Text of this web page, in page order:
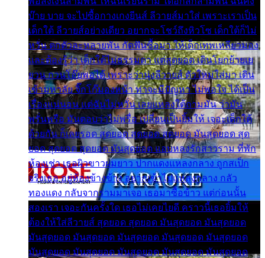
บ๊าย บาย จะไปซื้อกางเกงยีนส์ ลีวายส์มาใส่ เพราะเราเป็น
เด็กใต้ ลีวายส์อย่างเดียว อยากจะโชว์ถึงหิวโซ เด็กใต้ก็ไม่
หวั่น ตกตัวละหลายพัน กัดฟันซื้อมา ให้เด็กเทพเหลียวมอง
และต้องรู้ว่า เด็กใต้ไม่ธรรมดา แต่สุดยอด เดินโยกย้ายเย
ยวน กวนโอ๊ยพอได้ เพราะว่านุ่งลีวายส์ ตัวใหม่ใส่มา เดิน
เข้ามหาลัย จิ๊กโก๊มองหน้า ท่าจะมีปัญหา ไม่พอใจ ได้เป็น
เรื่องแน่นอน แต่ฉันไม่หวั่น เลยแหลงใต้ถามมัน ว่ามัน
พรั่นพรือ มันตอบว่าไม่พรื่อ เปลี่ยนเป็นยิ้มให้ เจอะเด็กใต้
ด้วยกัน ก็เลยรอด สุดยอด สุดยอด สุดยอด มันสุดยอด สุด
ยอด สุดยอด สุดยอด มันสุดยอด แอบหลงรักสาวราม ที่พัก
ห้องเช่า เธอผิวขาวผมยาว ปากแดงแหลงกลาง ถูกสเป็ก
จริงเธอ อยู่ห้องข้างข้าง อยากเข้าไปแหลงกลาง กลัว
ทองแดง กลับจากรามมาเจอ เธอมาซื้อข้าว แต่ก่อนนั้น
สองเรา เจอะกันครั้งใด เธอไม่เคยไยดี คราวนี้เธอยิ้มให้
ต้องให้ใส่ลีวายส์ สุดยอด สุดยอด มันสุดยอด มันสุดยอด
มันสุดยอด มันสุดยอด มันสุดยอด มันสุดยอด มันสุดยอด
มันสุดยอด มันสุดยอด มันสุดยอด มันสุดยอด มันสุดยอด